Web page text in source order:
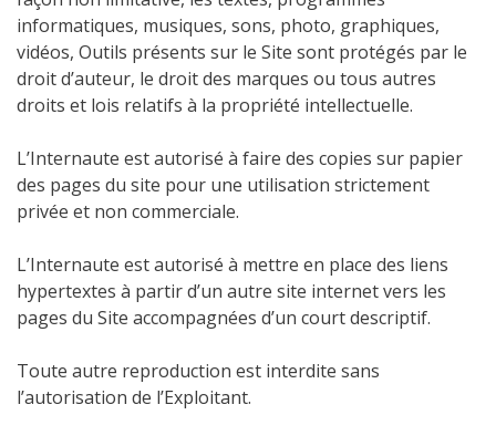
informatiques, musiques, sons, photo, graphiques,
vidéos, Outils présents sur le Site sont protégés par le
droit d’auteur, le droit des marques ou tous autres
droits et lois relatifs à la propriété intellectuelle.
L’Internaute est autorisé à faire des copies sur papier
des pages du site pour une utilisation strictement
privée et non commerciale.
L’Internaute est autorisé à mettre en place des liens
hypertextes à partir d’un autre site internet vers les
pages du Site accompagnées d’un court descriptif.
Toute autre reproduction est interdite sans
l’autorisation de l’Exploitant.